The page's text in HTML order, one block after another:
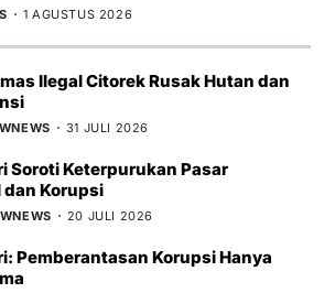
1 AGUSTUS 2026
Ilegal Citorek Rusak Hutan dan
31 JULI 2026
Soroti Keterpurukan Pasar
Korupsi
20 JULI 2026
Pemberantasan Korupsi Hanya